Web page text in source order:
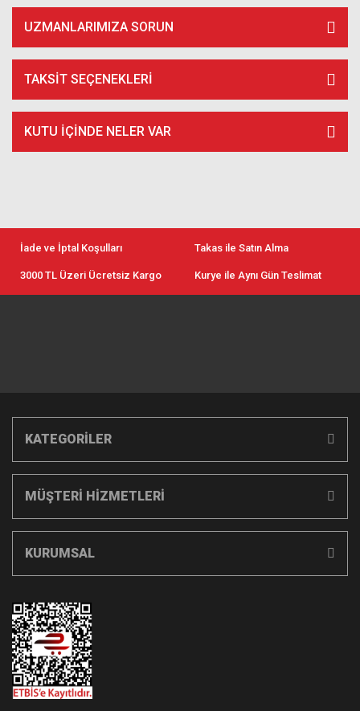
UZMANLARIMIZA SORUN
TAKSIT SEÇENEKLERI
KUTU İÇİNDE NELER VAR
İade ve İptal Koşulları Takas ile Satın Alma
3000 TL Üzeri Ücretsiz Kargo Kurye ile Aynı Gün Teslimat
KATEGORİLER
MÜŞTERİ HİZMETLERİ
KURUMSAL